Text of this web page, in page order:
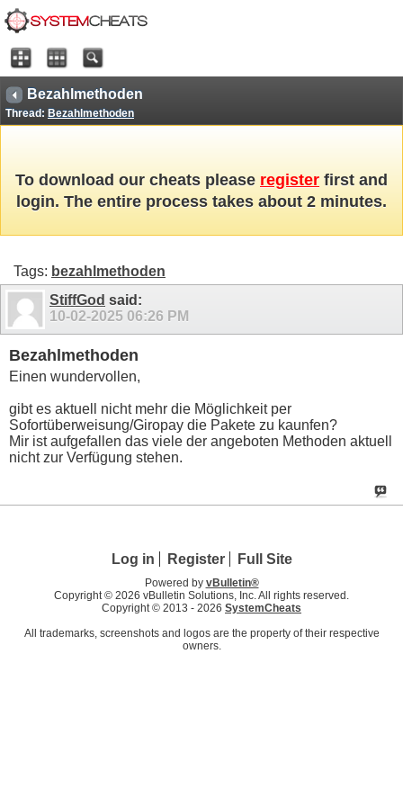
Bezahlmethoden
Thread: Bezahlmethoden
To download our cheats please register first and
login. The entire process takes about 2 minutes.
Tags: bezahlmethoden
StiffGod said:
10-02-2025 06:26 PM
Bezahlmethoden
Einen wundervollen,
gibt es aktuell nicht mehr die Möglichkeit per
Sofortüberweisung/Giropay die Pakete zu kaunfen?
Mir ist aufgefallen das viele der angeboten Methoden aktuell
nicht zur Verfügung stehen.
Log in Register Full Site
Powered by vBulletin®
Copyright © 2026 vBulletin Solutions, Inc. All rights reserved.
Copyright © 2013 - 2026 SystemCheats
All trademarks, screenshots and logos are the property of their respective
owners.